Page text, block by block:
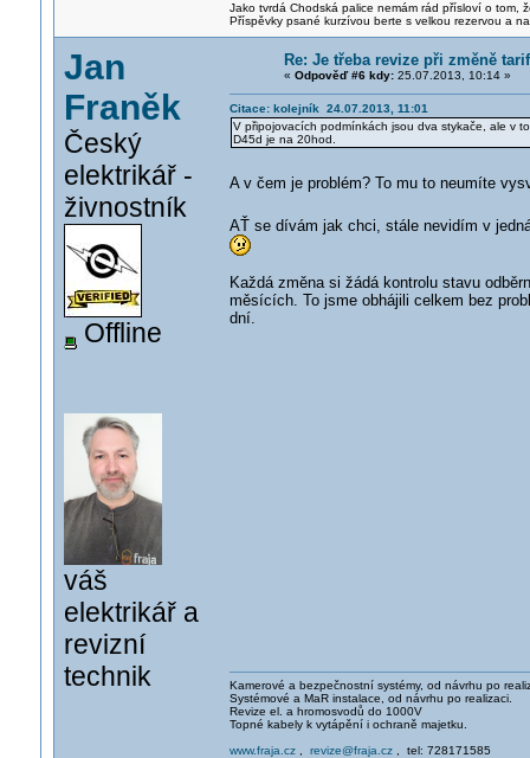
Jako tvrdá Chodská palice nemám rád přísloví o tom,
Příspěvky psané kurzívou berte s velkou rezervou a
Jan
Franěk
Český
elektrikář -
živnostník
Offline
váš
elektrikář a
revizní
technik
Re: Je třeba revize při změně
« Odpověď #6 kdy:25.07.2013, 10:14 »
Citace: kolejník 24.07.2013, 11:01
V připojovacích podmínkách jsou dva stykače, ale v
D45d je na 20hod.
A v čem je problém? To mu to neumíte
AŤ se dívám jak chci, stále nevidím v
Každá změna si žádá kontrolu stavu
měsících. To jsme obhájili celkem bez
dní.
Kamerové a bezpečnostní systémy, od návrhu po
Systémové a MaR instalace, od návrhu po realizaci.
Revize el. a hromosvodů do 1000V
Topné kabely k vytápění i ochraně majetku.
www.fraja.cz, revize@fraja.cz, tel: 728171585